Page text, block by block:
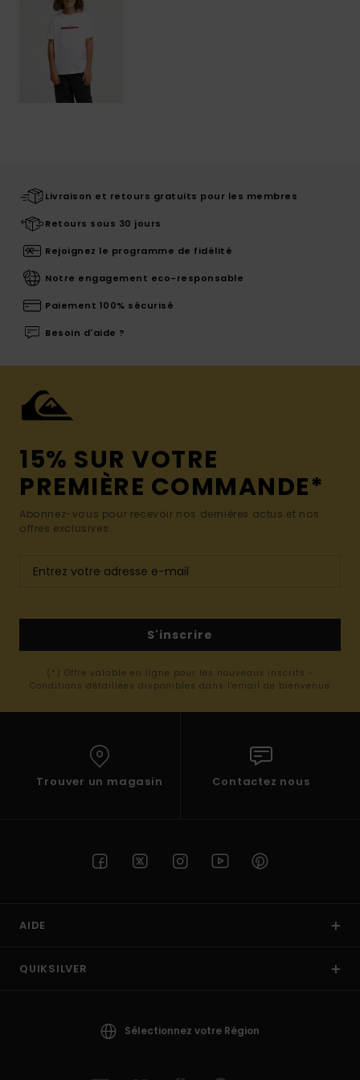
Livraison et retours gratuits pour les membres
Retours sous 30 jours
Rejoignez le programme de fidélité
Notre engagement eco-responsable
Paiement 100% sécurisé
Besoin d'aide ?
15% SUR VOTRE
PREMIÈRE COMMANDE*
Abonnez-vous pour recevoir nos dernières actus et nos
offres exclusives.
S'inscrire
(*) Offre valable en ligne pour les nouveaux inscrits -
Conditions détaillées disponibles dans l'email de bienvenue
Trouver un magasin Contactez nous
AIDE
QUIKSILVER
Sélectionnez votre Région